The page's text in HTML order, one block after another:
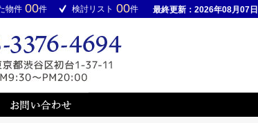
物件 00件 検討リスト 00件 最終更新：2026年08月07日